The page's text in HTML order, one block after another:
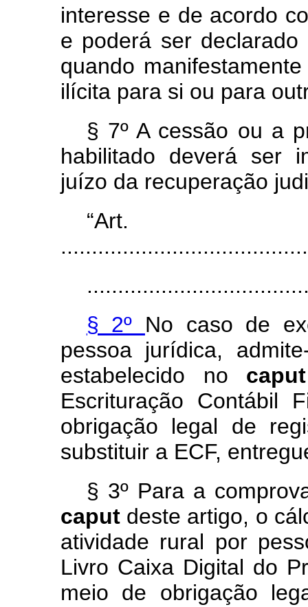
interesse e de acordo
e poderá ser
quando
ilícita para si ou para
§ 7º A cessão ou a
habilitado deverá ser
juízo da recuperação
§ 2º No caso de
pessoa jurídica,
estabelecido no
Escrituração Contábil
obrigação legal de
substituir a ECF,
§ 3º Para a
caput deste artigo, o
atividade rural por
Livro Caixa Digital do
meio de obrigação